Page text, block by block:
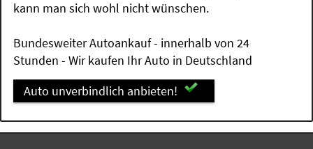
kann man sich wohl nicht wünschen.
Bundesweiter Autoankauf - innerhalb von 24
Stunden - Wir kaufen Ihr Auto in Deutschland
Auto unverbindlich anbieten!